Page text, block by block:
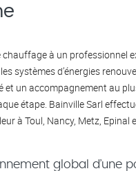
chauffage à un professionnel
systèmes d’énergies
et un accompagnement au
étape. Bainville Sarl
à Toul, Nancy, Metz, Epinal
global d’une